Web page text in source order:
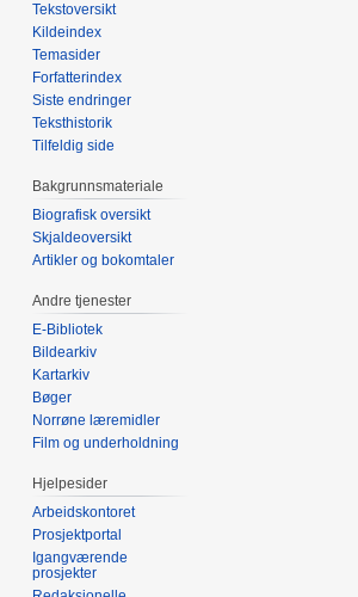
Tekstoversikt
Kildeindex
Temasider
Forfatterindex
Siste endringer
Teksthistorik
Tilfeldig side
Bakgrunnsmateriale
Biografisk oversikt
Skjaldeoversikt
Artikler og bokomtaler
Andre tjenester
E-Bibliotek
Bildearkiv
Kartarkiv
Bøger
Norrøne læremidler
Film og underholdning
Hjelpesider
Arbeidskontoret
Prosjektportal
Igangværende
prosjekter